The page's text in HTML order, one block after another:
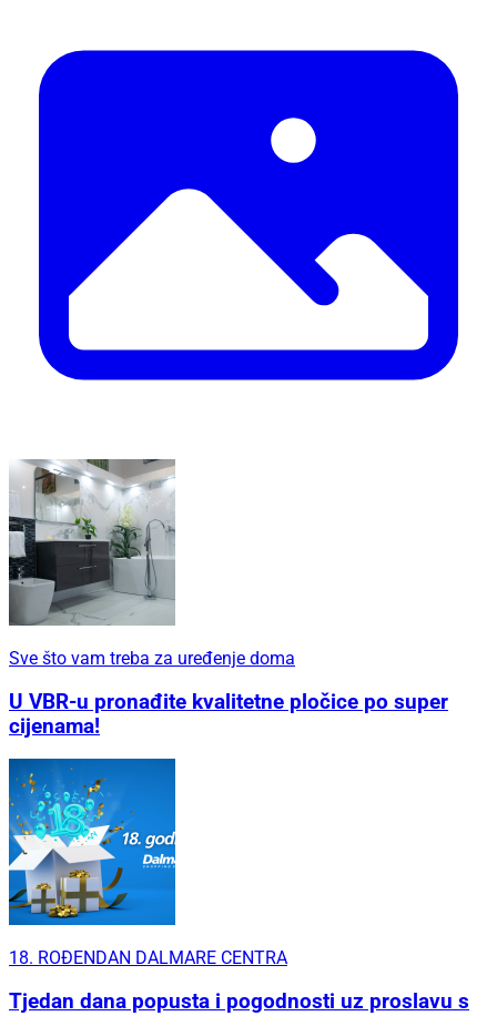
Sve što vam treba za uređenje doma
U VBR-u pronađite kvalitetne pločice po super
cijenama!
18. ROĐENDAN DALMARE CENTRA
Tjedan dana popusta i pogodnosti uz proslavu s